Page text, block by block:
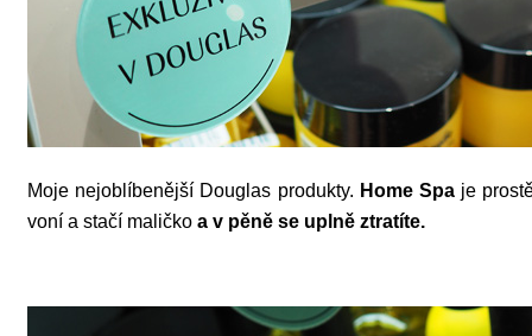
Moje nejoblíbenější Douglas produkty. Home Spa je
voní a stačí maličko a v pěně se uplně ztratíte.